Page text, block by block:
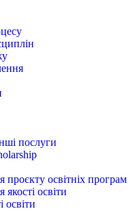
послуги
проєкту освітніх програм
освіти
освіти